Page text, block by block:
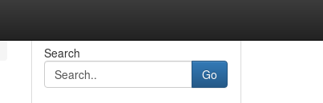
Search
Go